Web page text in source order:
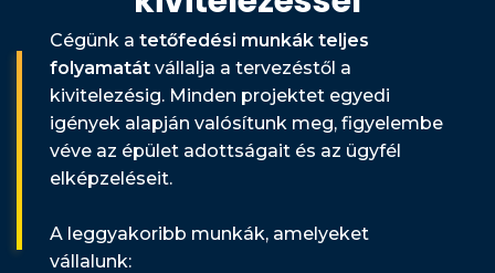
Cégünk a tetőfedési munkák teljes
folyamatát vállalja a tervezéstől a
kivitelezésig. Minden projektet egyedi
igények alapján valósítunk meg, figyelembe
véve az épület adottságait és az ügyfél
elképzeléseit.
A leggyakoribb munkák, amelyeket
vállalunk: